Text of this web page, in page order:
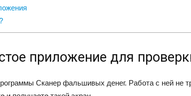
приложение для
Сканер фальшивых денег. Работа с ней не